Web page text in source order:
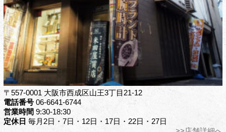
〒557-0001 大阪市西成区山王3丁目21-12
電話番号06-6641-6744
営業時間 9:30-18:30
定休日 毎月2日・7日・12日・17日・22日・27日